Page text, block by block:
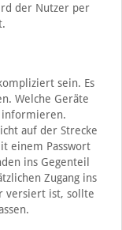
der Nutzer per
sein. Es
Welche Geräte
informieren.
auf der Strecke
einem Passwort
ins Gegenteil
Zugang ins
versiert ist, sollte